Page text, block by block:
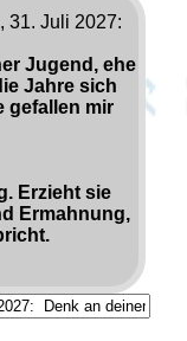
31. Juli 2027:
Jugend, ehe
Jahre sich
gefallen mir
Erzieht sie
Ermahnung,